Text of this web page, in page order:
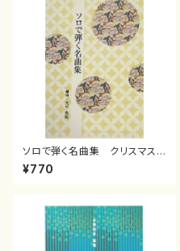
ソロで弾く名曲集 クリスマス・
イブ／恋人がサンタクロース(
箏独奏 /大平光美 編曲/楽
¥770